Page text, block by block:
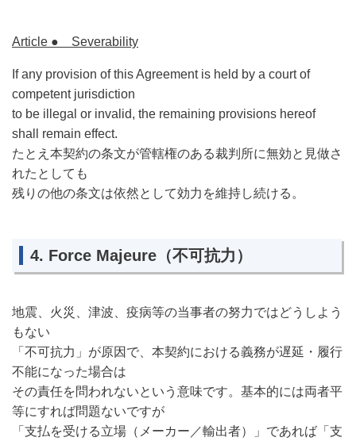
Article ● Severability
If any provision of this Agreement is held by a court of
competent jurisdiction
to be illegal or invalid, the remaining provisions hereof
shall
remain effect.
たとえ本契約の条文が管轄権のある裁判所に無効と見做さ
れたとしても
残りの他の条文は依然として効力を維持し続ける。
4. Force Majeure （不可抗力）
地震、火災、津波、疫病等の当事者の努力ではどうしよう
もない
「不可抗力」が原因で、本契約における義務が遅延・履行
不能になった場合は
その責任を問われないという意味です。基本的には両者平
等にすれば問題ないですが
「支払を受ける立場（メーカー／輸出者）」であれば「支